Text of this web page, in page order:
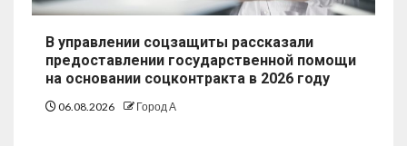
В управлении соцзащиты рассказали
предоставлении государственной помощи
на основании соцконтракта в 2026 году
06.08.2026 Город А